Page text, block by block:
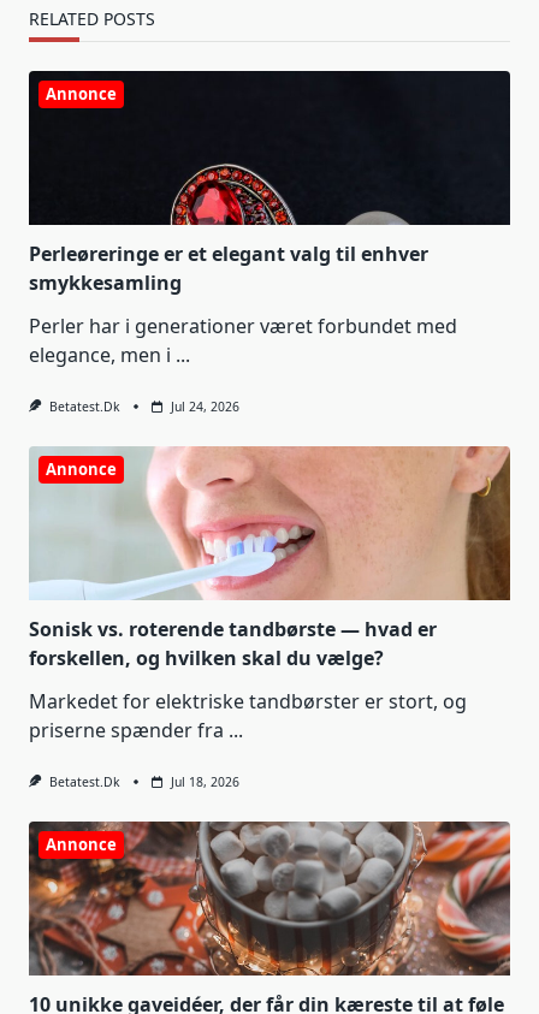
RELATED POSTS
Annonce
Perleøreringe er et elegant valg til enhver
smykkesamling
Perler har i generationer været forbundet med
elegance, men i ...
Betatest.dk Jul 24, 2026
Annonce
Sonisk vs. roterende tandbørste — hvad er
forskellen, og hvilken skal du vælge?
Markedet for elektriske tandbørster er stort, og
priserne spænder fra ...
Betatest.dk Jul 18, 2026
Annonce
10 unikke gaveidéer, der får din kæreste til at føle